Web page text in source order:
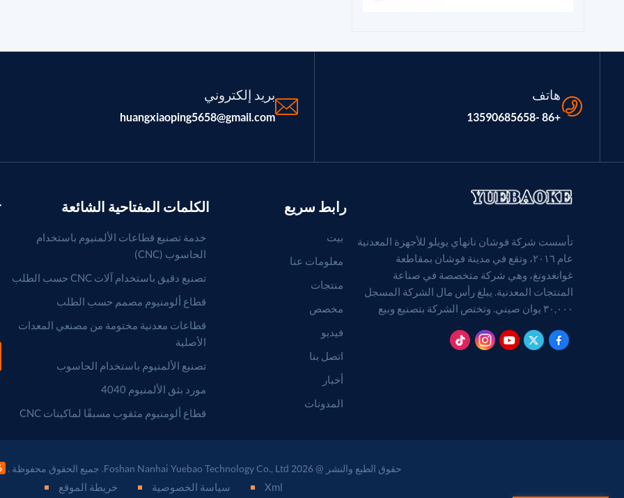
هاتف
+86 -13590685658
بريد إلكتروني
huangxiaoping5658@gmail.com
تأسست شركة فوشان نانهاي يويلو للأجهزة المعدنية
عام ٢٠١٦، وتقع في مدينة فوشان بمقاطعة
غوانغدونغ، وهي شركة متخصصة في صناعة
المنتجات المعدنية. يبلغ رأس مال الشركة المسجل
٣٠,٠٠٠ يوان صيني. وتختص الشركة بتصنيع وبيع
موافقة قانونية، لا يجوز ممارسة الأنشطة التجارية إلا
رابط سريع
بيت
معلومات عنا
منتجات
مخصص
فيديو
اتصل بنا
أخبار
المدونات
الكلمات المفتاحية الشائعة
خدمة تصنيع قطاعات الألمنيوم باستخدام
الحاسوب (CNC)
تصنيع دقيق باستخدام آلات CNC حسب الطلب
قطاع ألومنيوم مصمم حسب الطلب
قطاعات معدنية مختومة من مصنعي المعدات
الأصلية
تصنيع الألمنيوم باستخدام الحاسوب
مورد بثق الألمنيوم 4040
قطاع ألومنيوم مثقوب مسبقًا لماكينات CNC
حقوق الطبع والنشر @ 2026 Foshan Nanhai Yuebao Technology Co., Ltd. جميع الحقوق محفوظة .
Xml سياسة الخصوصية خريطة الموقع